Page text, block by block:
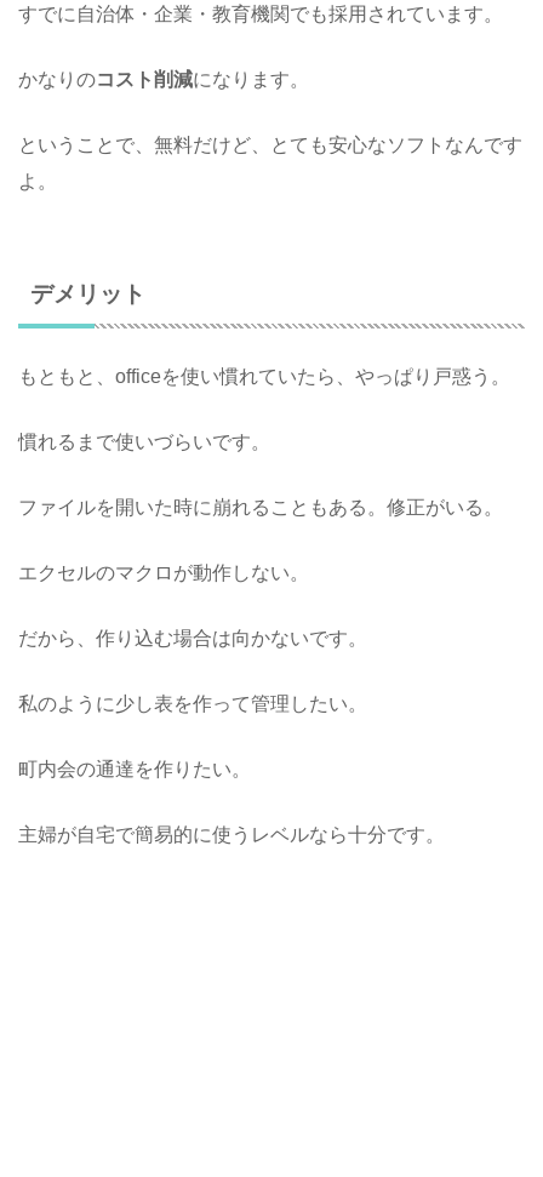
すでに自治体・企業・教育機関でも採用されています。
かなりのコスト削減になります。
ということで、無料だけど、とても安心なソフトなんです
よ。
デメリット
もともと、officeを使い慣れていたら、やっぱり戸惑う。
慣れるまで使いづらいです。
ファイルを開いた時に崩れることもある。修正がいる。
エクセルのマクロが動作しない。
だから、作り込む場合は向かないです。
私のように少し表を作って管理したい。
町内会の通達を作りたい。
主婦が自宅で簡易的に使うレベルなら十分です。